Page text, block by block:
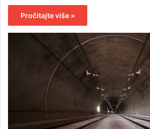
Pročitajte više »